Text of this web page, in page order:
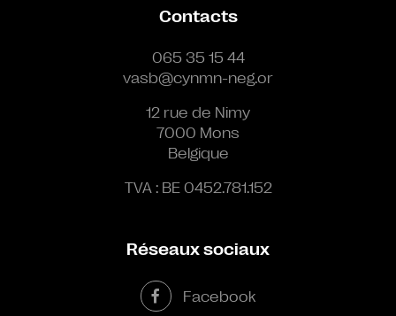
Contacts
065 35 15 44
vasb@cynmn-neg.or
12 rue de Nimy
7000 Mons
Belgique
TVA : BE 0452.781.152
Réseaux sociaux
Facebook